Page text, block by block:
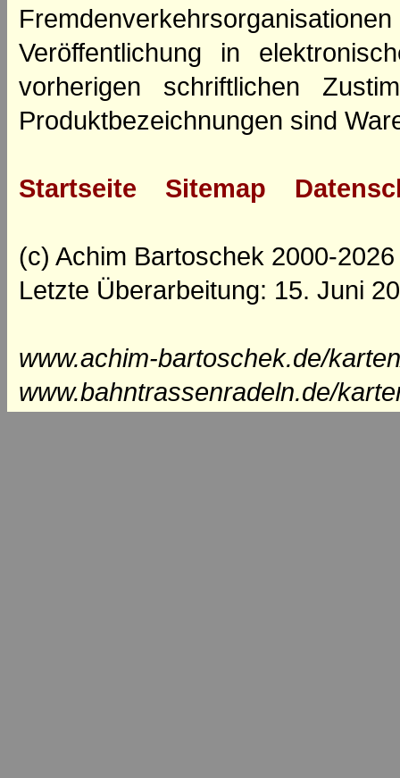
Veröffentlichung in
vorherigen schriftlichen
Produktbezeichnungen sind
Startseite Sitemap
(c) Achim Bartoschek 2000-2026
Letzte Überarbeitung: 15. Juni
www.achim-bartoschek.de/
www.bahntrassenradeln.de/